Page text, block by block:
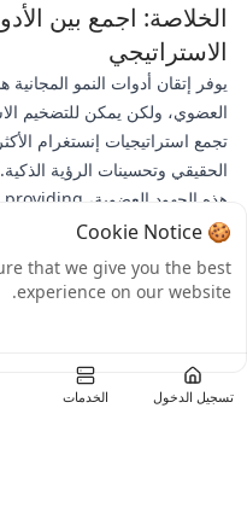
تسجيل الدخول الخدمات
الخلاصة: اجمع بين
الاستراتيجي
يوفر إتقان أدوات النمو
العضوي، ولكن يمكن للتضخيم
الجودة على الوصول إلى
وشاهد ارتفاع مقاييس التفاعل
🍪 Cookie Notice
that we give you the best
experience on our website.